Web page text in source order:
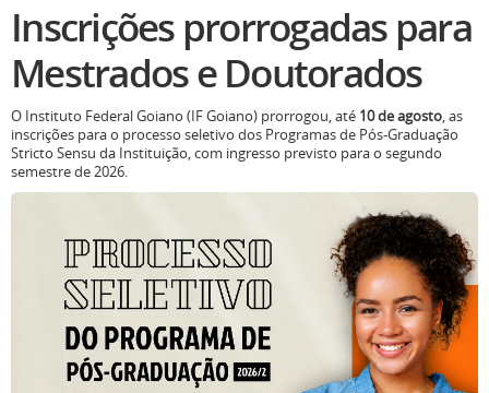
Inscrições prorrogadas para
Mestrados e Doutorados
O Instituto Federal Goiano (IF Goiano) prorrogou, até 10 de agosto, as
inscrições para o processo seletivo dos Programas de Pós-Graduação
Stricto Sensu da Instituição, com ingresso previsto para o segundo
semestre de 2026.